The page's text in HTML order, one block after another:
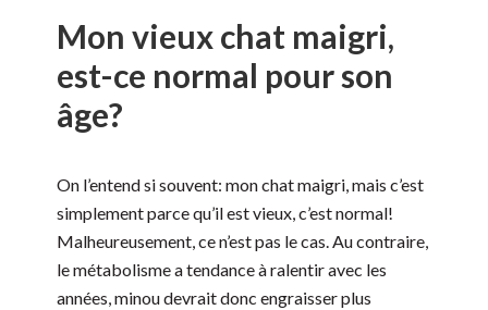
Mon vieux chat maigri,
est-ce normal pour son
âge?
On l’entend si souvent: mon chat maigri, mais c’est
simplement parce qu’il est vieux, c’est normal!
Malheureusement, ce n’est pas le cas. Au contraire,
le métabolisme a tendance à ralentir avec les
années, minou devrait donc engraisser plus